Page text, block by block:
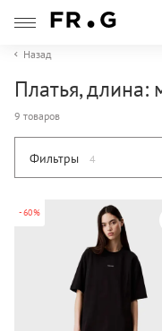
Назад
Платья, длина:
9 товаров
Фильтры 4
-60%